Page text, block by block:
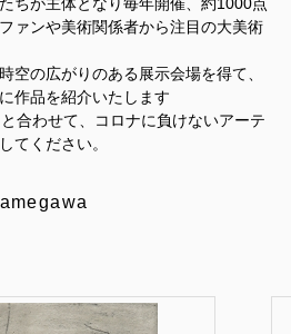
ァンや美術関係者から注目の大美術
空の広がりのある展示会場を得て、
作品を紹介いたします
合わせて、コロナに負けないアーテ
てください。